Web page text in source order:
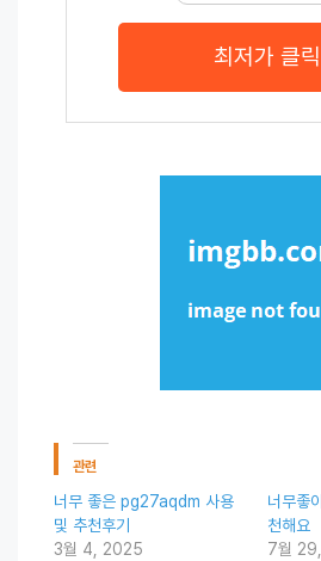
최저가 클릭
관련
너무 좋은 pg27aqdm 사용
및 추천후기
3월 4, 2025
너무좋
천해요
7월